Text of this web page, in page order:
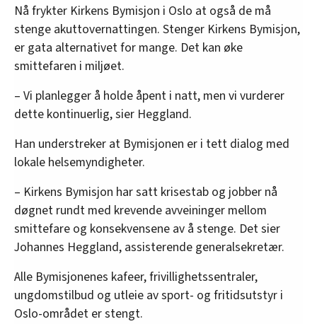
Nå frykter Kirkens Bymisjon i Oslo at også de må
stenge akuttovernattingen. Stenger Kirkens Bymisjon,
er gata alternativet for mange. Det kan øke
smittefaren i miljøet.
– Vi planlegger å holde åpent i natt, men vi vurderer
dette kontinuerlig, sier Heggland.
Han understreker at Bymisjonen er i tett dialog med
lokale helsemyndigheter.
– Kirkens Bymisjon har satt krisestab og jobber nå
døgnet rundt med krevende avveininger mellom
smittefare og konsekvensene av å stenge. Det sier
Johannes Heggland, assisterende generalsekretær.
Alle Bymisjonenes kafeer, frivillighetssentraler,
ungdomstilbud og utleie av sport- og fritidsutstyr i
Oslo-området er stengt.